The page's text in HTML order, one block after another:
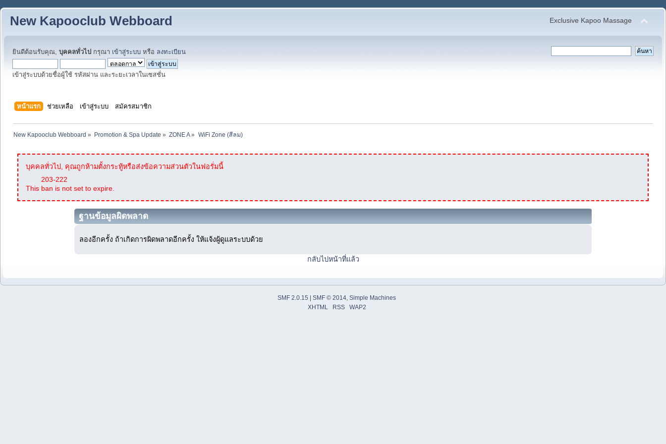
New Kapooclub Webboard Exclusive Kapoo Massage
ยินดีต้อนรับคุณ, บุคคลทั่วไป กรุณา เข้าสู่ระบบ หรือ ลงทะเบียน
เข้าสู่ระบบด้วยชื่อผู้ใช้ รหัสผ่าน และระยะเวลาในเซสชั่น
หน้าแรก ช่วยเหลือ เข้าสู่ระบบ สมัครสมาชิก
New Kapooclub Webboard » Promotion & Spa Update » ZONE A» WiFi Zone (สีลม)
บุคคลทั่วไป, คุณถูกห้ามตั้งกระทู้หรือส่งข้อความส่วนตัวในฟอรั่มนี้
203-222
This ban is not set to expire.
ฐานข้อมูลผิดพลาด
ลองอีกครั้ง ถ้าเกิดการผิดพลาดอีกครั้ง ให้แจ้งผู้ดูแลระบบด้วย
กลับไปหน้าที่แล้ว
SMF 2.0.15 SMF © 2014 Simple Machines
XHTML
RSS WAP2